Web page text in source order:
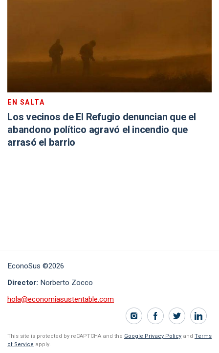
EN SALTA
Los vecinos de El Refugio denuncian que el
abandono político agravó el incendio que
arrasó el barrio
EconoSus ©2026
Director: Norberto Zocco
hola@economiasustentable.com
This site is protected by reCAPTCHA and the Google Privacy Policy and Terms
of Service apply.